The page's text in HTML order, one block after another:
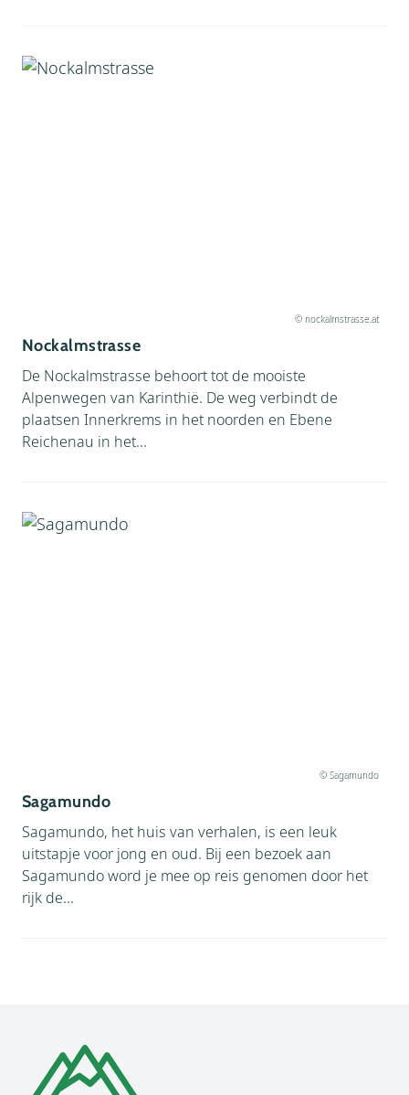
© nockalmstrasse.at
Nockalmstrasse
De Nockalmstrasse behoort tot de mooiste
Alpenwegen van Karinthië. De weg verbindt de
plaatsen Innerkrems in het noorden en Ebene
Reichenau in het...
© Sagamundo
Sagamundo
Sagamundo, het huis van verhalen, is een leuk
uitstapje voor jong en oud. Bij een bezoek aan
Sagamundo word je mee op reis genomen door het
rijk de...